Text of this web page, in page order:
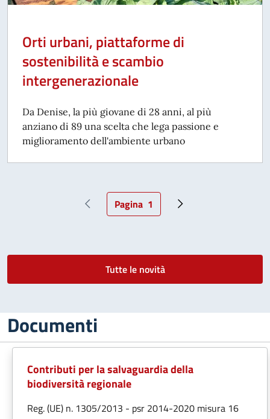
Orti urbani, piattaforme di
sostenibilità e scambio
intergenerazionale
Da Denise, la più giovane di 28 anni, al più
anziano di 89 una scelta che lega passione e
miglioramento dell'ambiente urbano
Pagina precedente
Pagina attuale
Pagina 1 Pagina successiva
Tutte le novità
Documenti
Contributi per la salvaguardia della
biodiversità regionale
Reg. (UE) n. 1305/2013 - psr 2014-2020 misura 16